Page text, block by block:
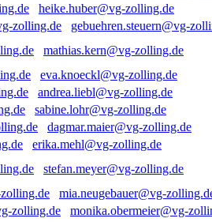
heike.huber@vg-zolling.de
gebuehren.steuern@vg-
mathias.kern@vg-zolling.de
eva.knoeckl@vg-zolling.de
andrea.liebl@vg-zolling.de
sabine.lohr@vg-zolling.de
dagmar.maier@vg-zolling.de
erika.mehl@vg-zolling.de
stefan.meyer@vg-zolling.de
mia.neugebauer@vg-
monika.obermeier@vg-